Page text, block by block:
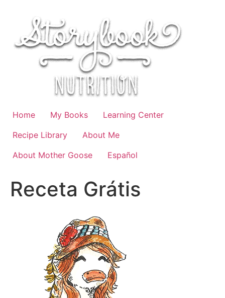
Home My Books
Learning Center
Recipe Library
About Me
About Mother Goose
Español
Receta Grátis